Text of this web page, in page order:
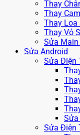
Thay
Thay
Thay Loa
Thay Vỏ
Sửa
Sửa Android
Sửa Điện
Sửa
Sửa Điện